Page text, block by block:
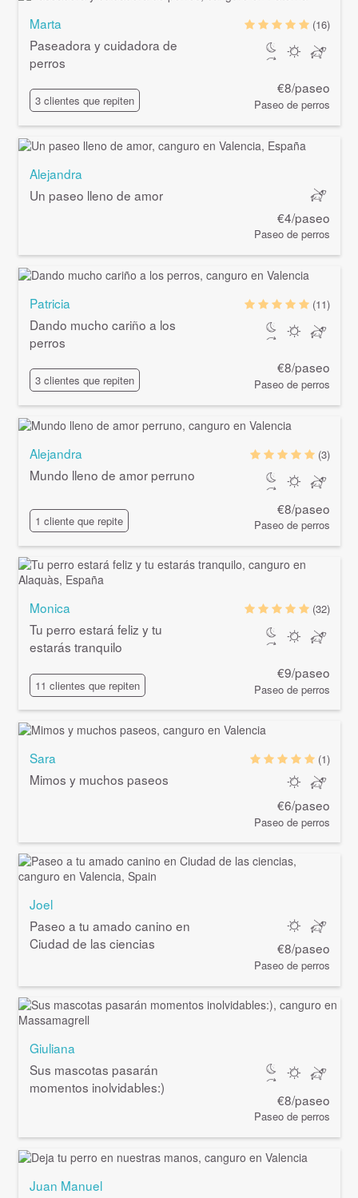
Marta
Paseadora y cuidadora de
perros
3 clientes que repiten
(16)
€8/paseo
Paseo de perros
Alejandra
Un paseo lleno de amor
€4/paseo
Paseo de perros
Patricia
Dando mucho cariño a los
perros
3 clientes que repiten
(11)
€8/paseo
Paseo de perros
Alejandra
Mundo lleno de amor perruno
1 cliente que repite
(3)
€8/paseo
Paseo de perros
Monica
Tu perro estará feliz y tu
estarás tranquilo
11 clientes que repiten
(32)
€9/paseo
Paseo de perros
Sara
Mimos y muchos paseos
(1)
€6/paseo
Paseo de perros
Joel
Paseo a tu amado canino en
Ciudad de las ciencias
€8/paseo
Paseo de perros
Giuliana
Sus mascotas pasarán
momentos inolvidables:)
€8/paseo
Paseo de perros
Juan Manuel